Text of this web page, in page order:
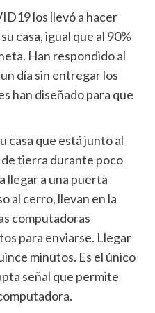
los llevó a hacer
casa, igual que al 90%
Han respondido al
día sin entregar los
han diseñado para que
casa que está junto al
tierra durante poco
llegar a una puerta
al cerro, llevan en la
computadoras
para enviarse. Llegar
minutos. Es el único
señal que permite